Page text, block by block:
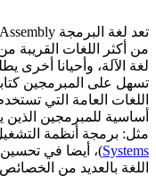
من أكثر اللغات القريبة
لغة الآلة، وأحيانا أخرى
تسهل على المبرمجين
اللغات العامة التي
أساسية للمبرمجين الذين
مثل: برمجة أنظمة
Systems)، أيضا في تحسين
اللغة بالعديد من